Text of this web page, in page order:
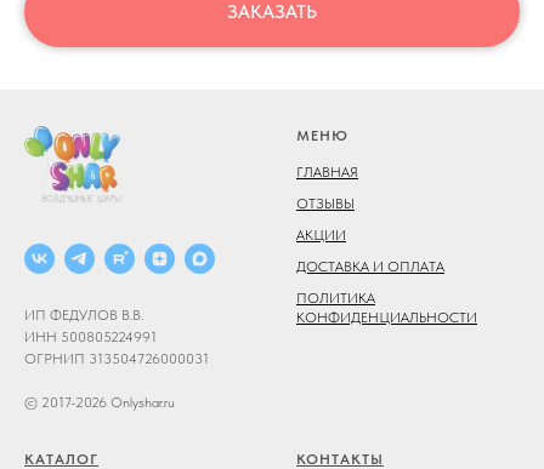
ЗАКАЗАТЬ
ИП ФЕДУЛОВ В.В.
ИНН 500805224991
ОГРНИП 313504726000031
© 2017-2026 Onlyshar.ru
МЕНЮ
ГЛАВНАЯ
ОТЗЫВЫ
АКЦИИ
ДОСТАВКА И ОПЛАТА
ПОЛИТИКА
КОНФИДЕНЦИАЛЬНОСТИ
КАТАЛОГ КОНТАКТЫ